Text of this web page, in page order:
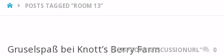
HOMEPOSTS TAGGED "ROOM 13"
Gruselspaß bei Knott’s Berry Farm
ITEMPROP="DISCUSSIONURL" 0